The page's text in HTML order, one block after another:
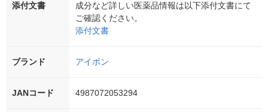
添付文書
成分など詳しい医薬品情報は以下添付文書にて
ご確認ください。
添付文書
ブランド アイボン
JANコード 4987072053294